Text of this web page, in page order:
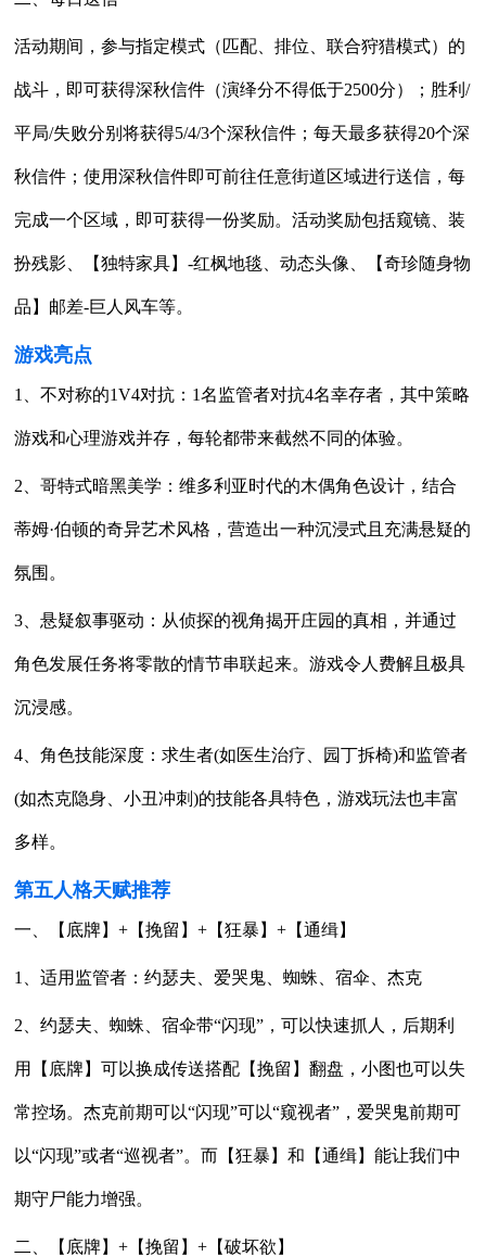
活动期间，参与指定模式（匹配、排位、联合狩猎模式）的
战斗，即可获得深秋信件（演绎分不得低于2500分）；胜利/
平局/失败分别将获得5/4/3个深秋信件；每天最多获得20个深
秋信件；使用深秋信件即可前往任意街道区域进行送信，每
完成一个区域，即可获得一份奖励。活动奖励包括窥镜、装
扮残影、【独特家具】-红枫地毯、动态头像、【奇珍随身物
品】邮差-巨人风车等。
游戏亮点
1、不对称的1V4对抗：1名监管者对抗4名幸存者，其中策略
游戏和心理游戏并存，每轮都带来截然不同的体验。
2、哥特式暗黑美学：维多利亚时代的木偶角色设计，结合
蒂姆·伯顿的奇异艺术风格，营造出一种沉浸式且充满悬疑的
氛围。
3、悬疑叙事驱动：从侦探的视角揭开庄园的真相，并通过
角色发展任务将零散的情节串联起来。游戏令人费解且极具
沉浸感。
4、角色技能深度：求生者(如医生治疗、园丁拆椅)和监管者
(如杰克隐身、小丑冲刺)的技能各具特色，游戏玩法也丰富
多样。
第五人格天赋推荐
一、【底牌】+【挽留】+【狂暴】+【通缉】
1、适用监管者：约瑟夫、爱哭鬼、蜘蛛、宿伞、杰克
2、约瑟夫、蜘蛛、宿伞带“闪现”，可以快速抓人，后期利
用【底牌】可以换成传送搭配【挽留】翻盘，小图也可以失
常控场。杰克前期可以“闪现”可以“窥视者”，爱哭鬼前期可
以“闪现”或者“巡视者”。而【狂暴】和【通缉】能让我们中
期守尸能力增强。
二、【底牌】+【挽留】+【破坏欲】